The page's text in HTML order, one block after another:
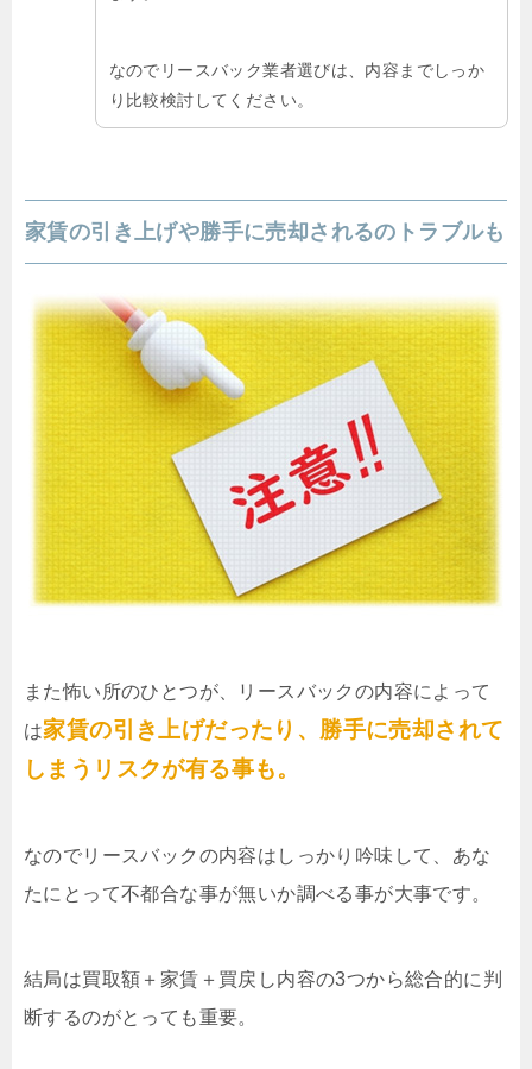
なのでリースバック業者選びは、内容までしっか
り比較検討してください。
家賃の引き上げや勝手に売却されるのトラブルも
また怖い所のひとつが、リースバックの内容によって
は家賃の引き上げだったり、勝手に売却されて
しまうリスクが有る事も。
なのでリースバックの内容はしっかり吟味して、あな
たにとって不都合な事が無いか調べる事が大事です。
結局は買取額＋家賃＋買戻し内容の3つから総合的に判
断するのがとっても重要。